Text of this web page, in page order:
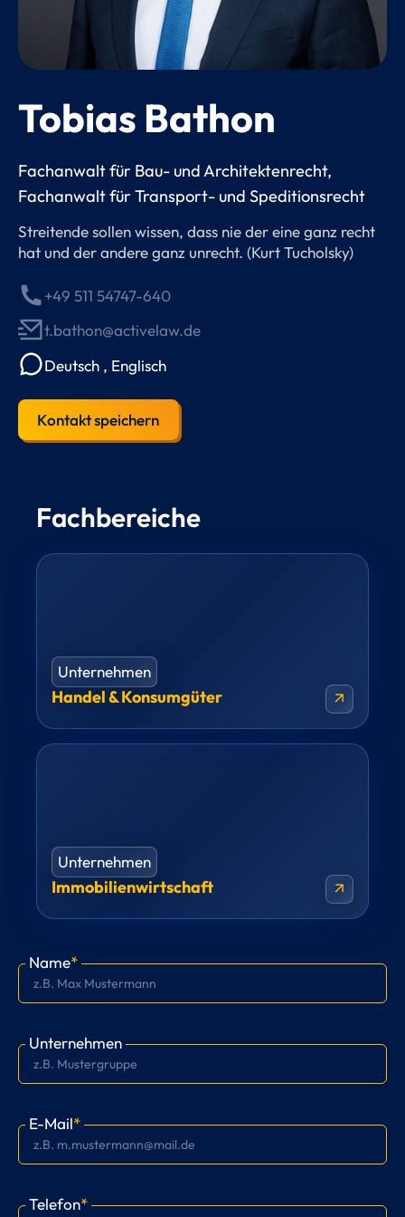
Tobias Bathon
Fachanwalt für Bau- und Architektenrecht,
Fachanwalt für Transport- und Speditionsrecht
Streitende sollen wissen, dass nie der eine ganz recht
hat und der andere ganz unrecht. (Kurt Tucholsky)
+49 511 54747-640
t.bathon@activelaw.de
Deutsch , Englisch
Kontakt speichern
Fachbereiche
arrow_outward
Unternehmen
Handel & Konsumgüter
arrow_outward
Unternehmen
Immobilienwirtschaft
Name*
Unternehmen
E-Mail*
Telefon*